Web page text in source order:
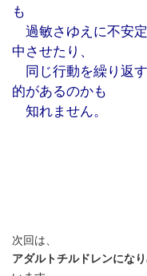
も
過敏さゆえに不安
中させたり、
同じ行動を繰り返
的があるのかも
知れません。
次回は、
アダルトチルドレンにな